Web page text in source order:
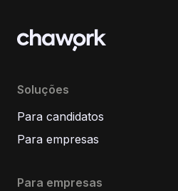
Soluções
Para candidatos
Para empresas
Para empresas